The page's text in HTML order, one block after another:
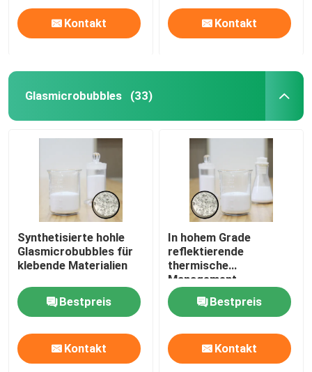
Kontakt Kontakt
Glasmicrobubbles (33)
Synthetisierte hohle
Glasmicrobubbles für
klebende Materialien
Bestpreis
Kontakt
In hohem Grade
reflektierende
thermische
Management-
Zusammensetzungen
Glasmicrobubbles-
hohle Mikrosphären
Bestpreis
Kontakt